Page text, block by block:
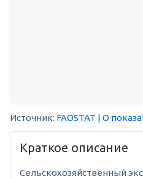
Источник: FAOSTAT | О
Краткое описание
Сельскохозяйственный